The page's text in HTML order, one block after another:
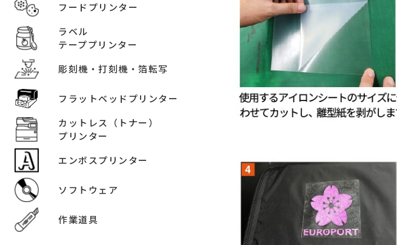
フードプリンター
ラベル
テーププリンター
彫刻機・打刻機・箔転写
フラットベッドプリンター
カットレス（トナー）
プリンター
エンボスプリンター
ソフトウェア
作業道具